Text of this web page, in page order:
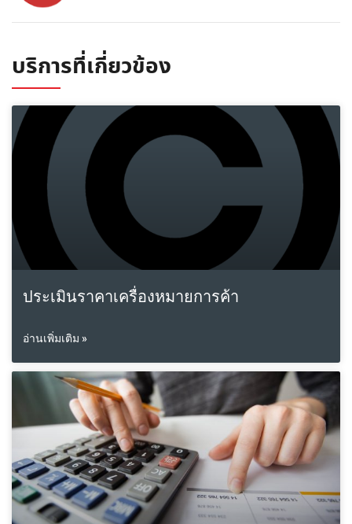
บริการที่เกี่ยวข้อง
ประเมินราคาเครื่องหมายการค้า
อ่านเพิ่มเติม »